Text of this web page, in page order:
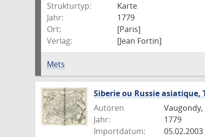
Strukturtyp:
Karte
Jahr:
1779
Ort:
[Paris]
Verlag:
[Jean Fortin]
Mets
Siberie ou Russie asiatique,
Autoren
Vaugondy,
Jahr:
1779
Importdatum:
05.02.2003